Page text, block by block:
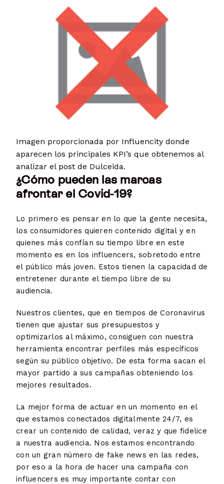
Imagen proporcionada por Influencity donde
aparecen los principales KPI’s que obtenemos al
analizar el post de Dulceida.
¿Cómo pueden las marcas
afrontar el Covid-19?
Lo primero es pensar en lo que la gente necesita,
los consumidores quieren contenido digital y en
quienes más confían su tiempo libre en este
momento es en los influencers, sobretodo entre
el público más joven. Estos tienen la capacidad de
entretener durante el tiempo libre de su
audiencia.
Nuestros clientes, que en tiempos de Coronavirus
tienen que ajustar sus presupuestos y
optimizarlos al máximo, consiguen con nuestra
herramienta encontrar perfiles más específicos
según su público objetivo. De esta forma sacan el
mayor partido a sus campañas obteniendo los
mejores resultados.
La mejor forma de actuar en un momento en el
que estamos conectados digitalmente 24/7, es
crear un contenido de calidad, veraz y que fidelice
a nuestra audiencia. Nos estamos encontrando
con un gran número de fake news en las redes,
por eso a la hora de hacer una campaña con
influencers es muy importante contar con